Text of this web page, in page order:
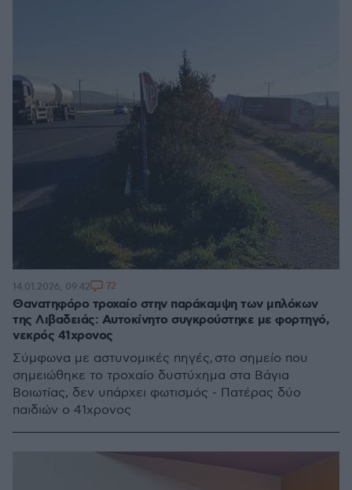
Θανατηφόρο τροχαίο στην παράκαμψη των μπλόκων
της Λιβαδειάς: Αυτοκίνητο συγκρούστηκε με φορτηγό,
νεκρός 41χρονος
Σύμφωνα με αστυνομικές πηγές, στο σημείο που
σημειώθηκε το τροχαίο δυστύχημα στα Βάγια
Βοιωτίας, δεν υπάρχει φωτισμός - Πατέρας δύο
παιδιών ο 41χρονος
14.01.2026, 09:42 72